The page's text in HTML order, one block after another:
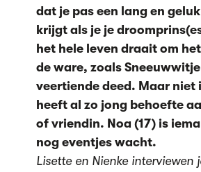
dat je pas een lang en
krijgt als je je
het hele leven draait om
de ware, zoals
veertiende deed. Maar niet
heeft al zo jong behoefte
of vriendin. Noa (17) is
nog eventjes wacht.
Lisette en Nienke interviewen